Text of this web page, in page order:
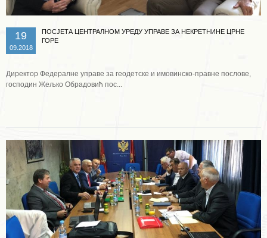
19
09.2018
ПОСЈЕТА ЦЕНТРАЛНОМ УРЕДУ УПРАВЕ ЗА НЕКРЕТНИНЕ ЦРНЕ
ГОРЕ
Директор Федералне управе за геодетске и имовинско-правне послове,
господин Жељко Обрадовић пос...